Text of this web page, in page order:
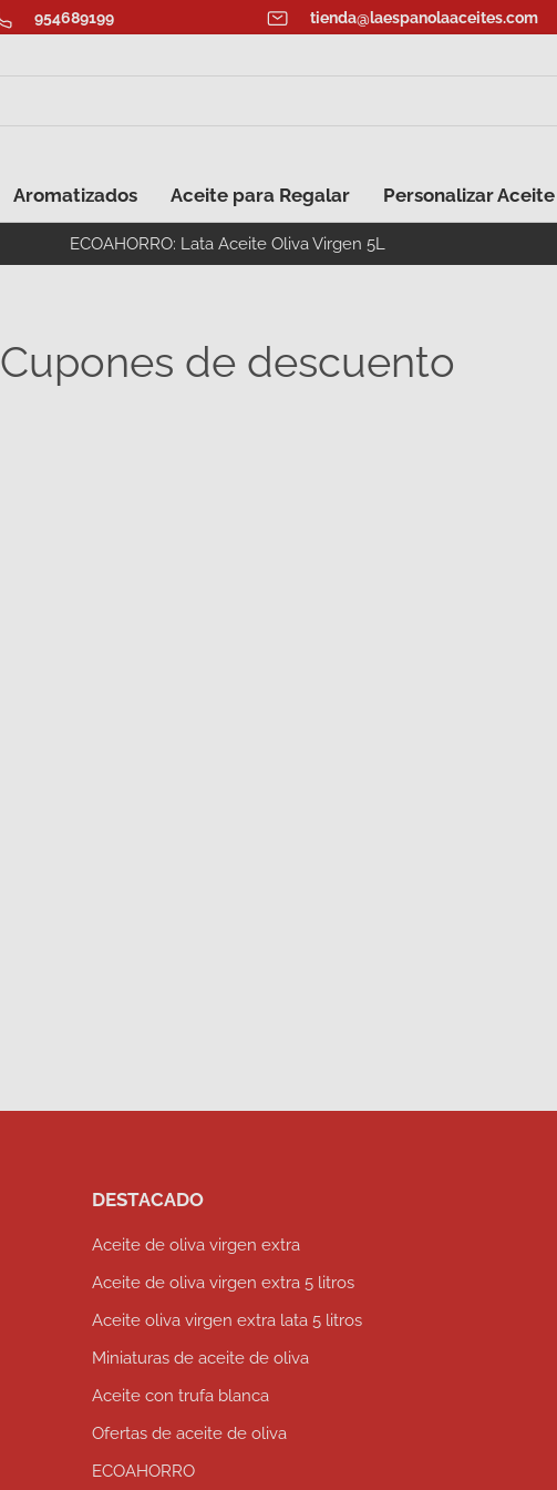
954689199 tienda@laespanolaaceites.com
Aromatizados Aceite para Regalar Personalizar Aceite
ECOAHORRO: Lata Aceite Oliva Virgen 5L
Cupones de descuento
DESTACADO
Aceite de oliva virgen extra
Aceite de oliva virgen extra 5 litros
Aceite oliva virgen extra lata 5 litros
Miniaturas de aceite de oliva
Aceite con trufa blanca
Ofertas de aceite de oliva
ECOAHORRO